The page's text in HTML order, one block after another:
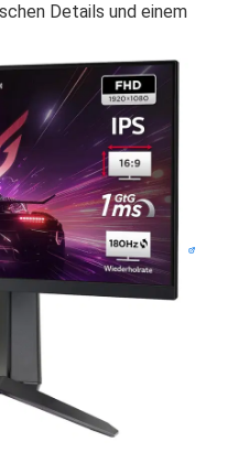
Details und einem